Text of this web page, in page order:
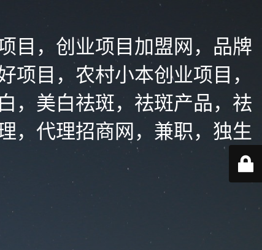
目，创业项目加盟网，品牌
目，农村小本创业项目，
，美白祛斑，祛斑产品，祛
，代理招商网，兼职，独生